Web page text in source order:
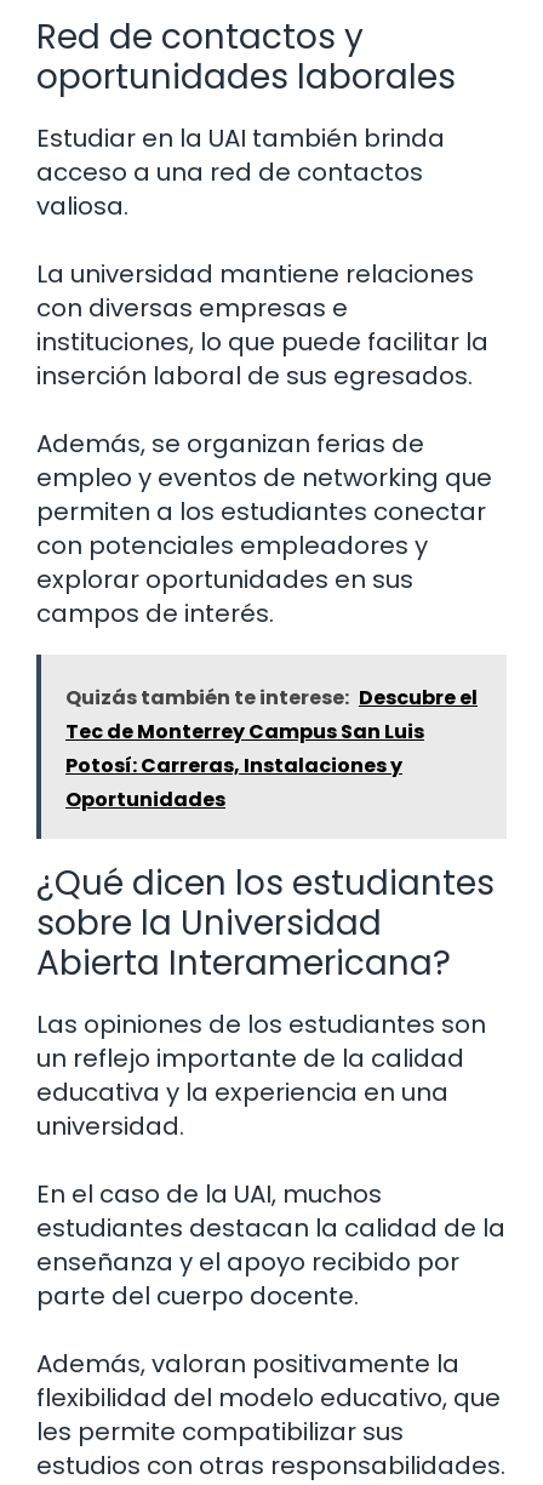
Red de contactos y
oportunidades laborales
Estudiar en la UAI también brinda
acceso a una red de contactos
valiosa.
La universidad mantiene relaciones
con diversas empresas e
instituciones, lo que puede facilitar la
inserción laboral de sus egresados.
Además, se organizan ferias de
empleo y eventos de networking que
permiten a los estudiantes conectar
con potenciales empleadores y
explorar oportunidades en sus
campos de interés.
Quizás también te interese: Descubre el
Tec de Monterrey Campus San Luis
Potosí: Carreras, Instalaciones y
Oportunidades
¿Qué dicen los estudiantes
sobre la Universidad
Abierta Interamericana?
Las opiniones de los estudiantes son
un reflejo importante de la calidad
educativa y la experiencia en una
universidad.
En el caso de la UAI, muchos
estudiantes destacan la calidad de la
enseñanza y el apoyo recibido por
parte del cuerpo docente.
Además, valoran positivamente la
flexibilidad del modelo educativo, que
les permite compatibilizar sus
estudios con otras responsabilidades.